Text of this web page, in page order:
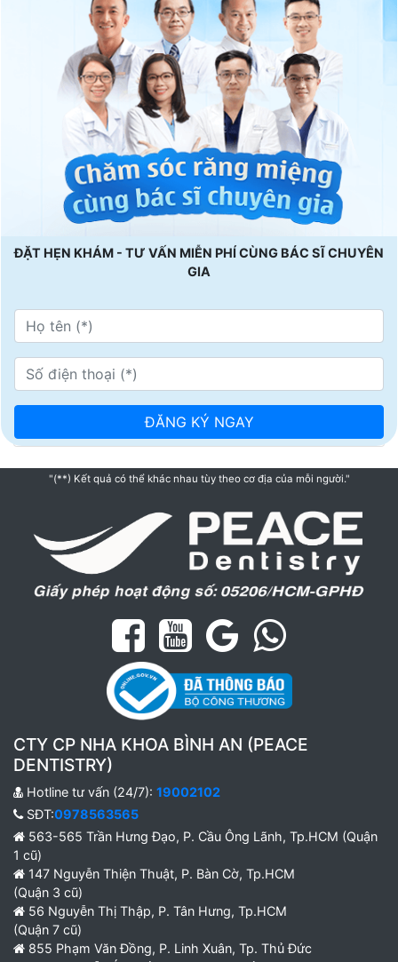
ĐẶT HẸN KHÁM - TƯ VẤN MIỄN PHÍ CÙNG BÁC SĨ CHUYÊN
GIA
"(**) Kết quả có thể khác nhau tùy theo cơ địa của mỗi người."
CTY CP NHA KHOA BÌNH AN (PEACE
DENTISTRY)
Hotline tư vấn (24/7): 19002102
SĐT:0978563565
563-565 Trần Hưng Đạo, P. Cầu Ông Lãnh, Tp.HCM (Quận
1 cũ)
147 Nguyễn Thiện Thuật, P. Bàn Cờ, Tp.HCM
(Quận 3 cũ)
56 Nguyễn Thị Thập, P. Tân Hưng, Tp.HCM
(Quận 7 cũ)
855 Phạm Văn Đồng, P. Linh Xuân, Tp. Thủ Đức